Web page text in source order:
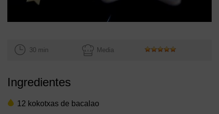
30 min Media
Ingredientes
12 kokotxas de bacalao